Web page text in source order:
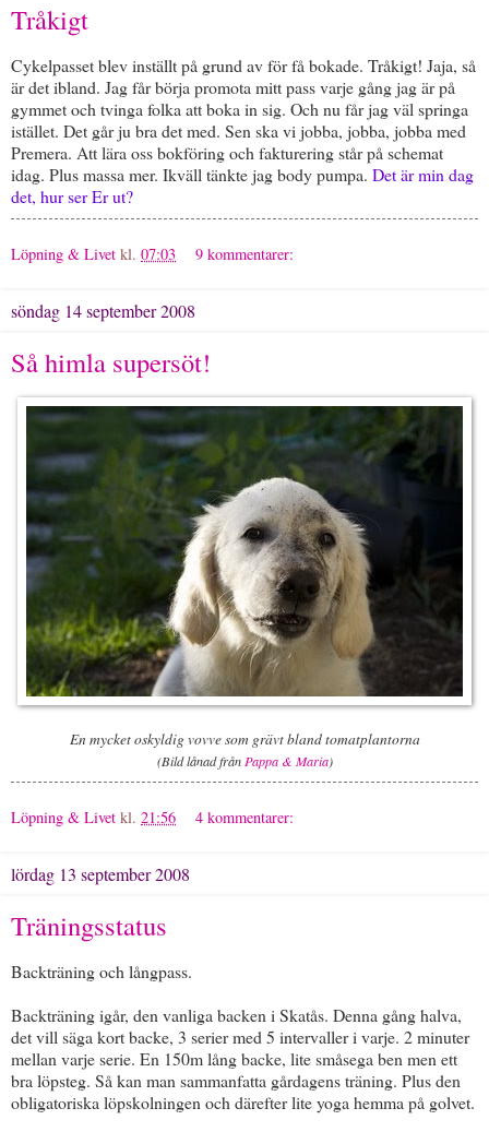
Tråkigt
Cykelpasset blev inställt på grund av för få bokade. Tråkigt! Jaja, så
är det ibland. Jag får börja promota mitt pass varje gång jag är på
gymmet och tvinga folka att boka in sig. Och nu får jag väl springa
istället. Det går ju bra det med. Sen ska vi jobba, jobba, jobba med
Premera. Att lära oss bokföring och fakturering står på schemat
idag. Plus massa mer. Ikväll tänkte jag body pumpa. Det är min dag
det, hur ser Er ut?
Löpning & Livet kl. 07:03 9 kommentarer:
söndag 14 september 2008
Så himla supersöt!
En mycket oskyldig vovve som grävt bland tomatplantorna
(Bild lånad från Pappa & Maria)
Löpning & Livet kl. 21:56 4 kommentarer:
lördag 13 september 2008
Träningsstatus
Backträning och långpass.
Backträning igår, den vanliga backen i Skatås. Denna gång halva,
det vill säga kort backe, 3 serier med 5 intervaller i varje. 2 minuter
mellan varje serie. En 150m lång backe, lite småsega ben men ett
bra löpsteg. Så kan man sammanfatta gårdagens träning. Plus den
obligatoriska löpskolningen och därefter lite yoga hemma på golvet.